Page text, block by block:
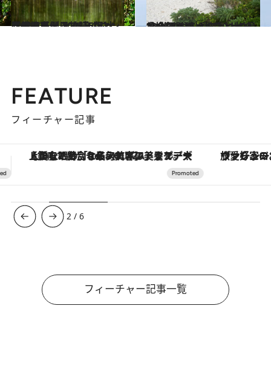
2021.7.1
【鹿児島県 2021年版】 夏の絶景・風物詩5選 大自然に圧倒！ 奄美のマングローブ
旅＆お出かけ 2021.7.3
“神様の住む島”こと大神島を探訪！ 人口20人の島で今でも続く神事とは？
旅＆お出かけ
FEATURE
フィーチャー記事
ヴァシュロン・コンスタンタン「オーヴァーシーズ・オートマティック」。旅愛好家のお気に入りコレクションから、ジェンダーレスな新作が登場
3 /6
フィーチャー記事一覧